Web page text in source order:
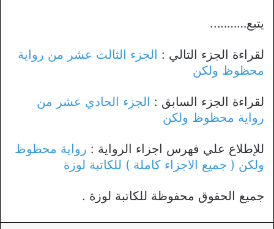
يتبع………..
لقراءة الجزء التالي : الجزء الثالث عشر من رواية
محظوظ ولكن
لقراءة الجزء السابق : الجزء الحادي عشر من
رواية محظوظ ولكن
للإطلاع علي فهرس اجزاء الرواية : رواية محظوظ
ولكن ( جميع الاجزاء كاملة ) للكاتبة لوزة
جميع الحقوق محفوظة للكاتبة لوزة .